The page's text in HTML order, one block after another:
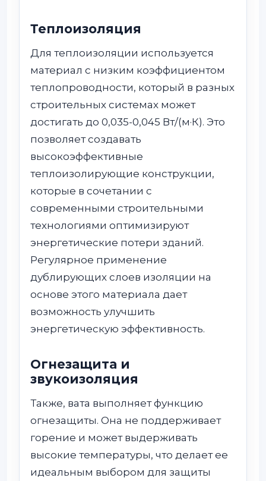
Теплоизоляция
Для теплоизоляции используется
материал с низким коэффициентом
теплопроводности, который в разных
строительных системах может
достигать до 0,035-0,045 Вт/(м·К). Это
позволяет создавать
высокоэффективные
теплоизолирующие конструкции,
которые в сочетании с
современными строительными
технологиями оптимизируют
энергетические потери зданий.
Регулярное применение
дублирующих слоев изоляции на
основе этого материала дает
возможность улучшить
энергетическую эффективность.
Огнезащита и
звукоизоляция
Также, вата выполняет функцию
огнезащиты. Она не поддерживает
горение и может выдерживать
высокие температуры, что делает ее
идеальным выбором для защиты